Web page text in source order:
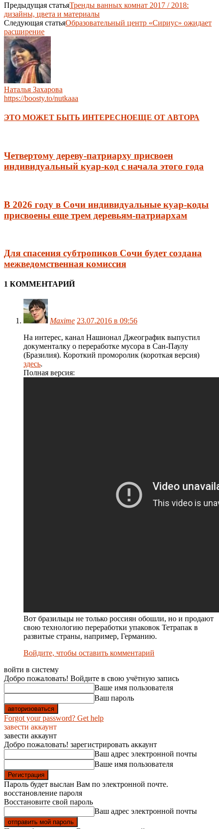
Предыдущая статьяТренды ванных комнат 2017 / 2018:
дизайны, цвета и материалы
Следующая статьяОбразовательный центр «Сириус» ожидает
расширение
Наталья Захарова
https://boosty.to/nutkaaa
ЭТО МОЖЕТ БЫТЬ ИНТЕРЕСНОЕЩЕ ОТ АВТОРА
Четвертому дереву-патриарху присвоен
индивидуальный куар-код с начала этого года
В 2026 году в Сочи индивидуальные куар-коды
присвоены еще трем деревьям-патриархам
Для спасения субтропиков Сочи будет создана
межведомственная комиссия
1 КОММЕНТАРИЙ
Maxime 23.07.2016 в 09:56
На интерес, канал Нашионал Джеографик выпустил
документалку о переработке мусора в Сан-Паулу
(Бразилия). Короткий проморолик (короткая версия)
здесь.
Полная версия:
Вот бразильцы не только россиян обошли, но и продают
свою технологию переработки упаковок Тетрапак в
развитые страны, например, Германию.
Войдите, чтобы оставить комментарий
войти в систему
Добро пожаловать! Войдите в свою учётную запись
Ваше имя пользователя
Ваш пароль
Forgot your password? Get help
завести аккаунт
завести аккаунт
Добро пожаловать! зарегистрировать аккаунт
Ваш адрес электронной почты
Ваше имя пользователя
Пароль будет выслан Вам по электронной почте.
восстановление пароля
Восстановите свой пароль
Ваш адрес электронной почты